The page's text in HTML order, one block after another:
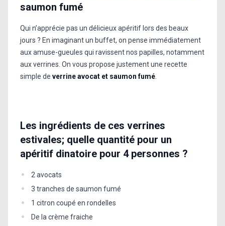
saumon fumé
Qui n’apprécie pas un délicieux apéritif lors des beaux
jours ? En imaginant un buffet, on pense immédiatement
aux amuse-gueules qui ravissent nos papilles, notamment
aux verrines. On vous propose justement une recette
simple de verrine avocat et saumon fumé
Les ingrédients de ces verrines
estivales; quelle quantité pour un
apéritif dinatoire pour 4 personnes ?
2 avocats
3 tranches de saumon fumé
1 citron coupé en rondelles
De la crème fraiche